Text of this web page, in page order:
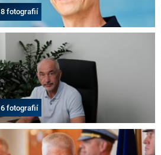
8 fotografií
6 fotografií